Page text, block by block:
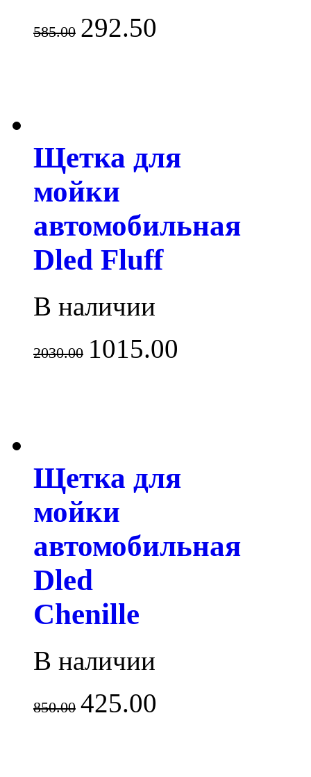
585.00 292.50
Щетка для
мойки
автомобильная
Dled Fluff
В наличии
2030.00 1015.00
Щетка для
мойки
автомобильная
Dled
Chenille
В наличии
850.00 425.00